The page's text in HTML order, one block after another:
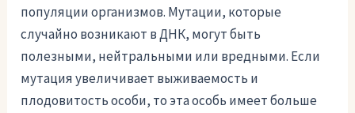
популяции организмов. Мутации, которые
случайно возникают в ДНК, могут быть
полезными, нейтральными или вредными. Если
мутация увеличивает выживаемость и
плодовитость особи, то эта особь имеет больше